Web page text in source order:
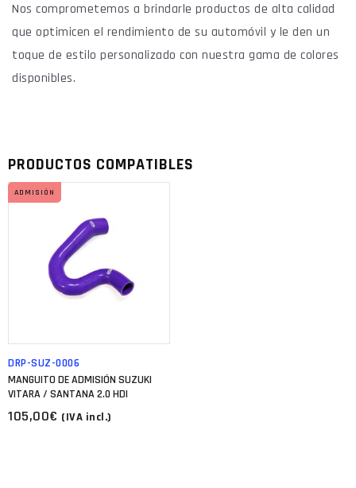
Nos comprometemos a brindarle productos de alta calidad
que optimicen el rendimiento de su automóvil y le den un
toque de estilo personalizado con nuestra gama de colores
disponibles.
ADMISIÓN
DRP-SUZ-0006
MANGUITO DE ADMISIÓN SUZUKI
VITARA / SANTANA 2.0 HDI
105,00€ (IVA incl.)